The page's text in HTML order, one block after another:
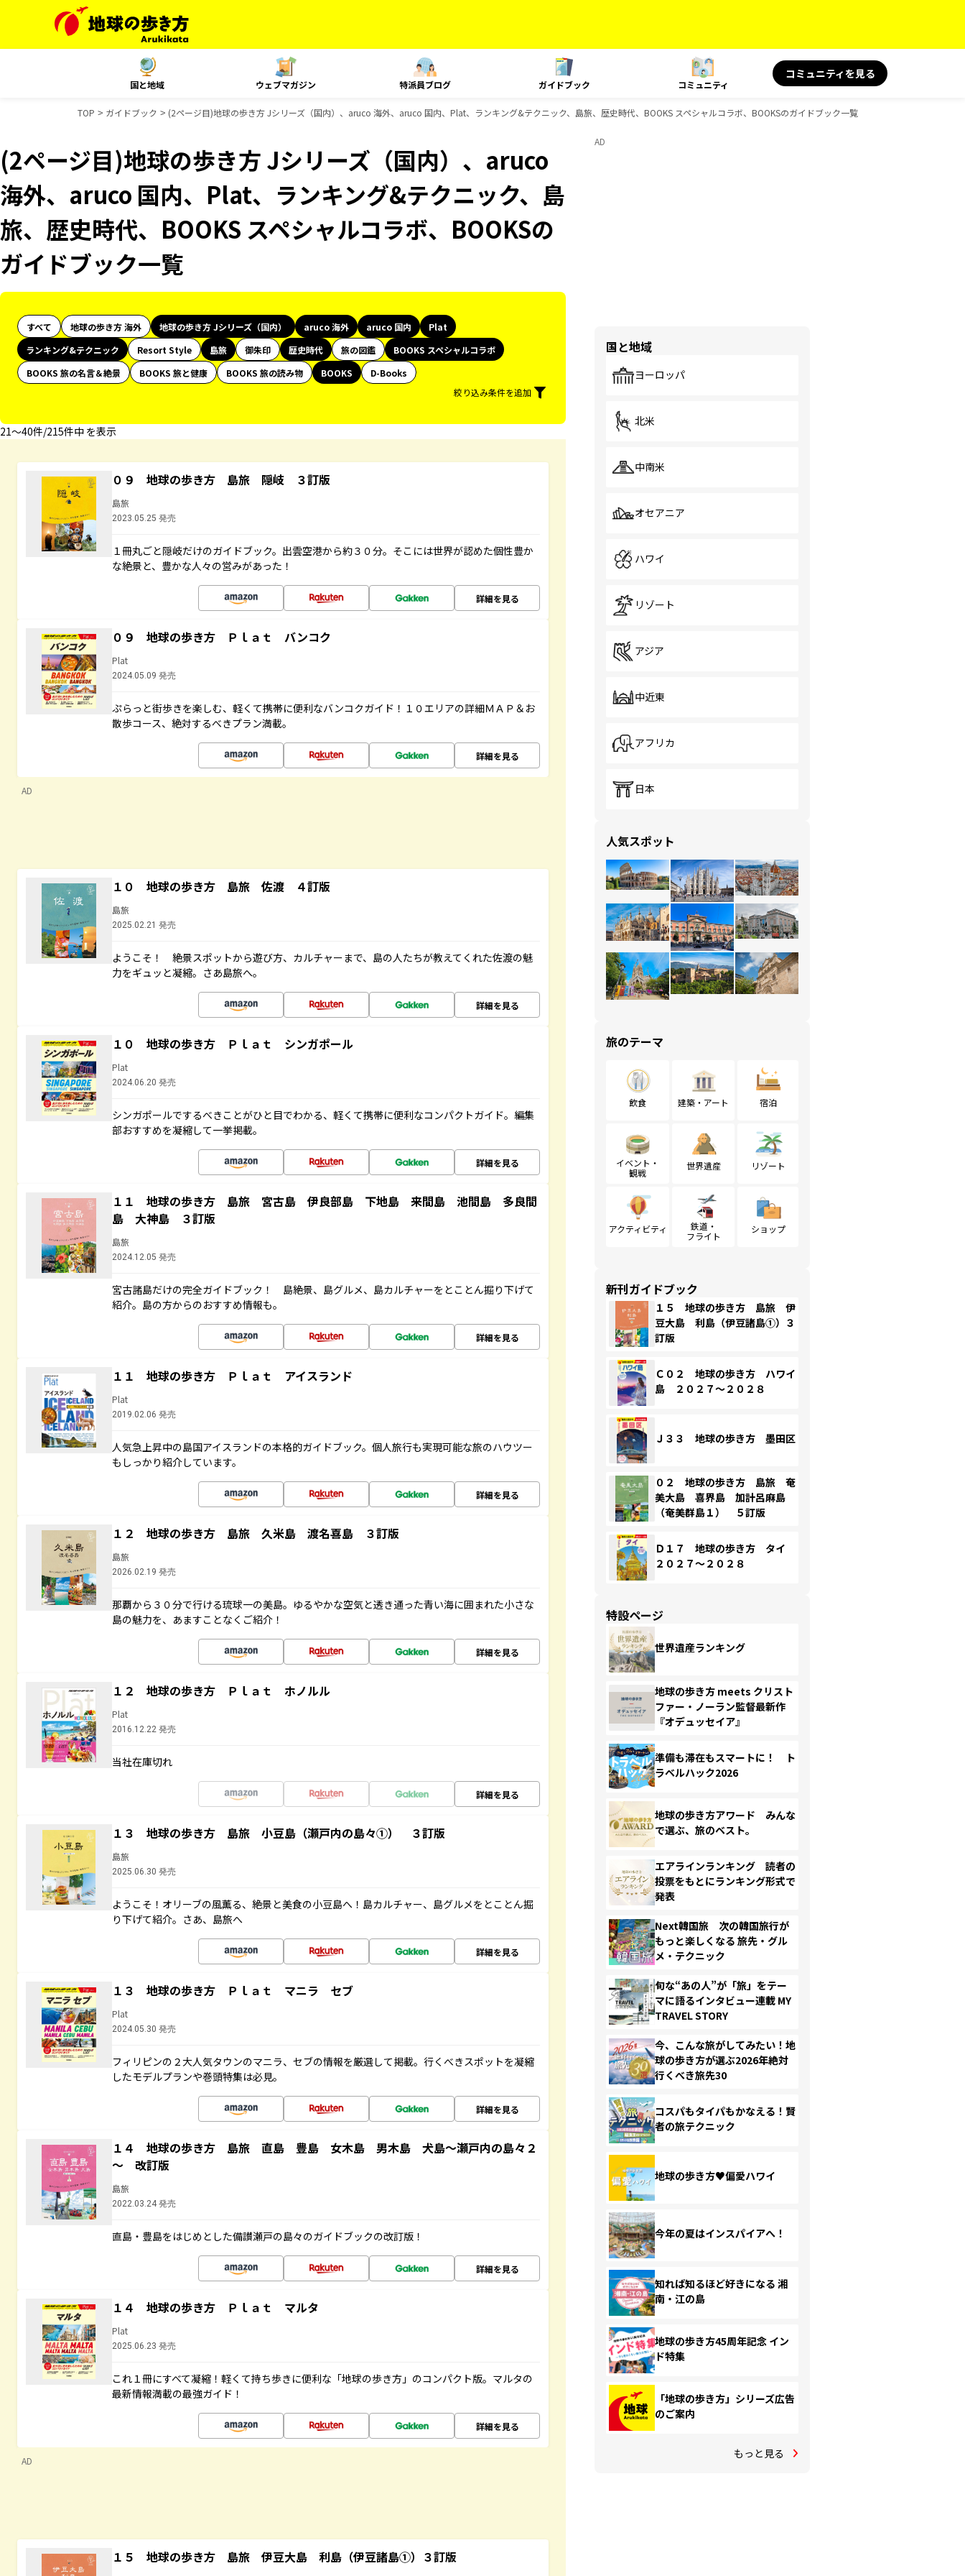
国と地域 ウェブマガジン 特派員ブログ ガイドブック コミュニティ
コミュニティを見る
TOP ガイドブック (2ページ目)地球の歩き方 Jシリーズ（国内）、aruco 海外、aruco 国内、Plat、ランキング&テクニック、島旅、歴史時代、BOOKS スペシャルコラボ、BOOKSのガイドブック一覧
(2ページ目)地球の歩き方 Jシリーズ（国内）、aruco
海外、aruco 国内、Plat、ランキング&テクニック、島
旅、歴史時代、BOOKS スペシャルコラボ、BOOKSの
ガイドブック一覧
すべて 地球の歩き方 海外 地球の歩き方 Jシリーズ（国内） aruco 海外 aruco 国内
Plat
ランキング&テクニック
Resort Style 島旅 御朱印 歴史時代 旅の図鑑
BOOKS スペシャルコラボ
BOOKS 旅の名言＆絶景
BOOKS 旅と健康 BOOKS 旅の読み物 BOOKS
D-Books
絞り込み条件を追加
21〜40件/215件中 を表示
０９ 地球の歩き方 島旅 隠岐 ３訂版
島旅
2023.05.25 発売
１冊丸ごと隠岐だけのガイドブック。出雲空港から約３０分。そこには世界が認めた個性豊か
な絶景と、豊かな人々の営みがあった！
詳細を見る
０９ 地球の歩き方 Ｐｌａｔ バンコク
Plat
2024.05.09 発売
ぷらっと街歩きを楽しむ、軽くて携帯に便利なバンコクガイド！１０エリアの詳細ＭＡＰ＆お
散歩コース、絶対するべきプラン満載。
詳細を見る
AD
１０ 地球の歩き方 島旅 佐渡 ４訂版
島旅
2025.02.21 発売
ようこそ！ 絶景スポットから遊び方、カルチャーまで、島の人たちが教えてくれた佐渡の魅
力をギュッと凝縮。さあ島旅へ。
詳細を見る
１０ 地球の歩き方 Ｐｌａｔ シンガポール
Plat
2024.06.20 発売
シンガポールでするべきことがひと目でわかる、軽くて携帯に便利なコンパクトガイド。編集
部おすすめを凝縮して一挙掲載。
詳細を見る
１１ 地球の歩き方 島旅 宮古島 伊良部島 下地島 来間島 池間島 多良間
島 大神島 ３訂版
島旅
2024.12.05 発売
宮古諸島だけの完全ガイドブック！ 島絶景、島グルメ、島カルチャーをとことん掘り下げて
紹介。島の方からのおすすめ情報も。
詳細を見る
１１ 地球の歩き方 Ｐｌａｔ アイスランド
Plat
2019.02.06 発売
人気急上昇中の島国アイスランドの本格的ガイドブック。個人旅行も実現可能な旅のハウツー
もしっかり紹介しています。
詳細を見る
１２ 地球の歩き方 島旅 久米島 渡名喜島 ３訂版
島旅
2026.02.19 発売
那覇から３０分で行ける琉球一の美島。ゆるやかな空気と透き通った青い海に囲まれた小さな
島の魅力を、あますことなくご紹介！
詳細を見る
１２ 地球の歩き方 Ｐｌａｔ ホノルル
Plat
2016.12.22 発売
当社在庫切れ
詳細を見る
１３ 地球の歩き方 島旅 小豆島（瀬戸内の島々①） ３訂版
島旅
2025.06.30 発売
ようこそ！オリーブの風薫る、絶景と美食の小豆島へ！島カルチャー、島グルメをとことん掘
り下げて紹介。さあ、島旅へ
詳細を見る
１３ 地球の歩き方 Ｐｌａｔ マニラ セブ
Plat
2024.05.30 発売
フィリピンの２大人気タウンのマニラ、セブの情報を厳選して掲載。行くべきスポットを凝縮
したモデルプランや巻頭特集は必見。
詳細を見る
１４ 地球の歩き方 島旅 直島 豊島 女木島 男木島 犬島～瀬戸内の島々２
～ 改訂版
島旅
2022.03.24 発売
直島・豊島をはじめとした備讃瀬戸の島々のガイドブックの改訂版！
詳細を見る
１４ 地球の歩き方 Ｐｌａｔ マルタ
Plat
2025.06.23 発売
これ１冊にすべて凝縮！軽くて持ち歩きに便利な「地球の歩き方」のコンパクト版。マルタの
最新情報満載の最強ガイド！
詳細を見る
AD
１５ 地球の歩き方 島旅 伊豆大島 利島（伊豆諸島①）３訂版
AD
国と地域
ヨーロッパ
北米
中南米
オセアニア
ハワイ
リゾート
アジア
中近東
アフリカ
日本
人気スポット
旅のテーマ
飲食 建築・アート 宿泊
イベント・
観戦
世界遺産 リゾート
アクティビティ
鉄道・
フライト
ショップ
新刊ガイドブック
１５ 地球の歩き方 島旅 伊
豆大島 利島（伊豆諸島①）３
訂版
Ｃ０２ 地球の歩き方 ハワイ
島 ２０２７～２０２８
Ｊ３３ 地球の歩き方 墨田区
０２ 地球の歩き方 島旅 奄
美大島 喜界島 加計呂麻島
（奄美群島１） ５訂版
Ｄ１７ 地球の歩き方 タイ
２０２７～２０２８
特設ページ
世界遺産ランキング
地球の歩き方 meets クリスト
ファー・ノーラン監督最新作
『オデュッセイア』
準備も滞在もスマートに！ ト
ラベルハック2026
地球の歩き方アワード みんな
で選ぶ、旅のベスト。
エアラインランキング 読者の
投票をもとにランキング形式で
発表
Next韓国旅 次の韓国旅行が
もっと楽しくなる 旅先・グル
メ・テクニック
旬な“あの人”が「旅」をテー
マに語るインタビュー連載 MY
TRAVEL STORY
今、こんな旅がしてみたい！地
球の歩き方が選ぶ2026年絶対
行くべき旅先30
コスパもタイパもかなえる！賢
者の旅テクニック
地球の歩き方♥偏愛ハワイ
今年の夏はインスパイアへ！
知れば知るほど好きになる 湘
南・江の島
地球の歩き方45周年記念 イン
ド特集
「地球の歩き方」シリーズ広告
のご案内
もっと見る